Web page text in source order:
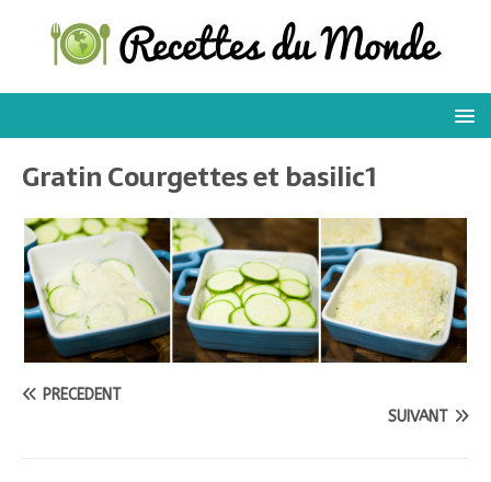
Gratin Courgettes et basilic1
PRÉCÉDENT
SUIVANT